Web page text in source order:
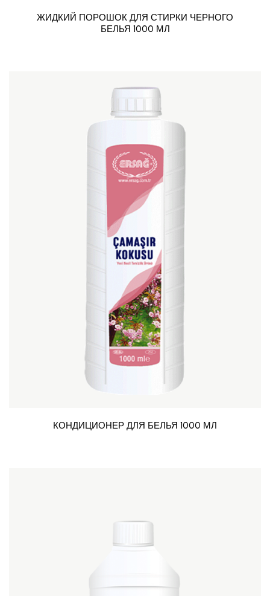
ЖИДКИЙ ПОРОШОК ДЛЯ СТИРКИ ЧЕРНОГО
БЕЛЬЯ 1000 МЛ
КОНДИЦИОНЕР ДЛЯ БЕЛЬЯ 1000 МЛ